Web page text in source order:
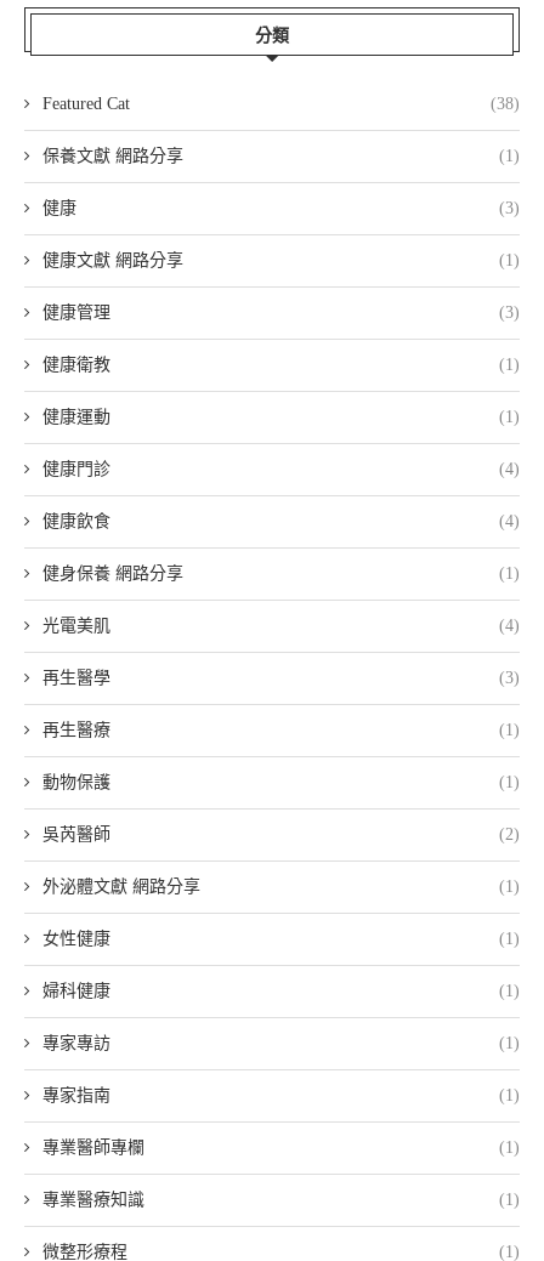
分類
Featured Cat (38)
保養文獻 網路分享 (1)
健康 (3)
健康文獻 網路分享 (1)
健康管理 (3)
健康衛教 (1)
健康運動 (1)
健康門診 (4)
健康飲食 (4)
健身保養 網路分享 (1)
光電美肌 (4)
再生醫學 (3)
再生醫療 (1)
動物保護 (1)
吳芮醫師 (2)
外泌體文獻 網路分享 (1)
女性健康 (1)
婦科健康 (1)
專家專訪 (1)
專家指南 (1)
專業醫師專欄 (1)
專業醫療知識 (1)
微整形療程 (1)